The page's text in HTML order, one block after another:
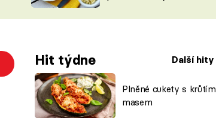
ŠÉFREDAKTORKY
Hit týdne Další hity
Plněné cukety s krůtím
masem